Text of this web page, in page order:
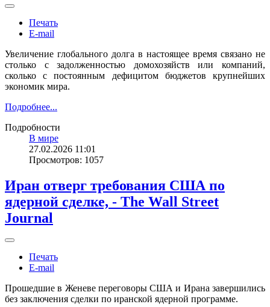
Печать
E-mail
Увеличение глобального долга в настоящее время связано не
столько с задолженностью домохозяйств или компаний,
сколько с постоянным дефицитом бюджетов крупнейших
экономик мира.
Подробнее...
Подробности
В мире
27.02.2026 11:01
Просмотров: 1057
Иран отверг требования США по
ядерной сделке, - The Wall Street
Journal
Печать
E-mail
Прошедшие в Женеве переговоры США и Ирана завершились
без заключения сделки по иранской ядерной программе.